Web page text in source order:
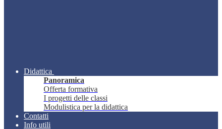
Didattica
Panoramica
Offerta formativa
I progetti delle classi
Modulistica per la didattica
Contatti
Info utili